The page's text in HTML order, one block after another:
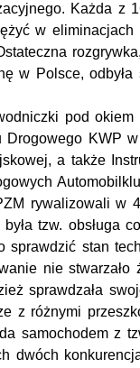
Każda z
w eliminacjach
w Polsce,
pod okiem
Drogowego KWP
a także
rywalizowali w
tzw. obsługa
sprawdzić stan
nie stwarzało
sprawdzała
z różnymi
samochodem z
dwóch